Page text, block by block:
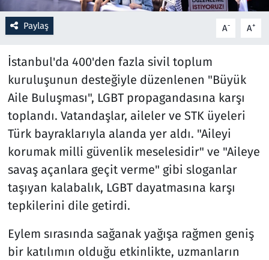
Paylaş A- A+
İstanbul'da 400'den fazla sivil toplum
kuruluşunun desteğiyle düzenlenen "Büyük
Aile Buluşması", LGBT propagandasına karşı
toplandı. Vatandaşlar, aileler ve STK üyeleri
Türk bayraklarıyla alanda yer aldı. "Aileyi
korumak milli güvenlik meselesidir" ve "Aileye
savaş açanlara geçit verme" gibi sloganlar
taşıyan kalabalık, LGBT dayatmasına karşı
tepkilerini dile getirdi.
Eylem sırasında sağanak yağışa rağmen geniş
bir katılımın olduğu etkinlikte, uzmanların
Seçim 2023
Spor
Teknoloji ve Bilim
Televizyon